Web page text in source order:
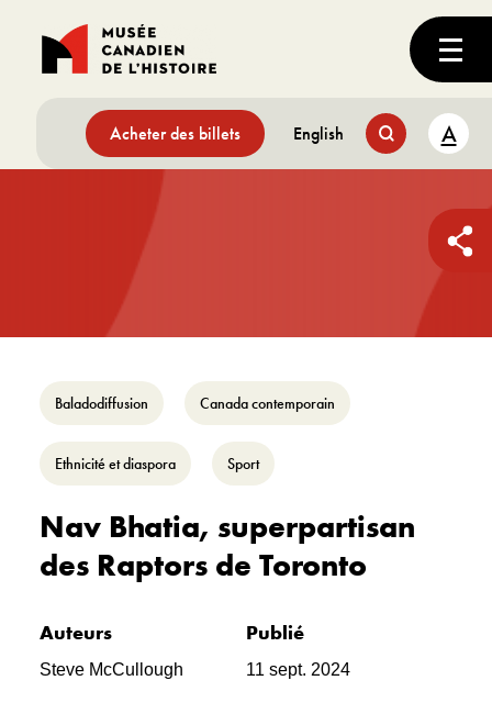
Acheter des billets English A
Baladodiffusion Canada contemporain
Ethnicité et diaspora Sport
Nav Bhatia, superpartisan
des Raptors de Toronto
Auteurs
Steve McCullough
Publié
11 sept. 2024